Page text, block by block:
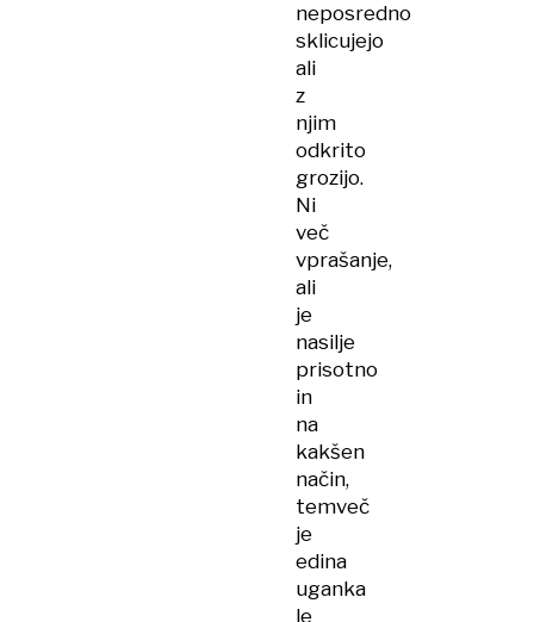
neposredno
sklicujejo
ali
z
njim
odkrito
grozijo.
Ni
več
vprašanje,
ali
je
nasilje
prisotno
in
na
kakšen
način,
temveč
je
edina
uganka
le